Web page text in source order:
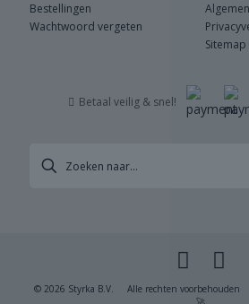
Bestellingen
Wachtwoord vergeten
Sitemap
Betaal veilig & snel!
© 2026 Styrka B.V. Alle rechten voorbehouden
🚀